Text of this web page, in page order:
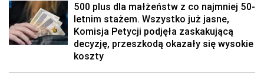
500 plus dla małżeństw z co najmniej 50-
letnim stażem. Wszystko już jasne,
Komisja Petycji podjęła zaskakującą
decyzję, przeszkodą okazały się wysokie
koszty